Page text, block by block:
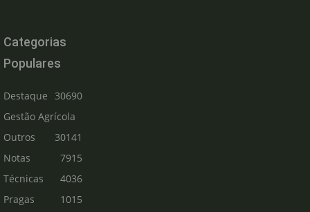
Categorias
Populares
Destaque
30690
Gestão Agrícola
30141
Outros
7915
Notas
Técnicas
4036
Pragas
1015